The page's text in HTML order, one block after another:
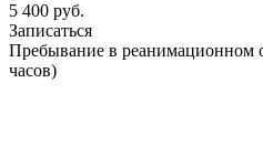
5 400 руб.
Записаться
Пребывание в реанимационном
часов)